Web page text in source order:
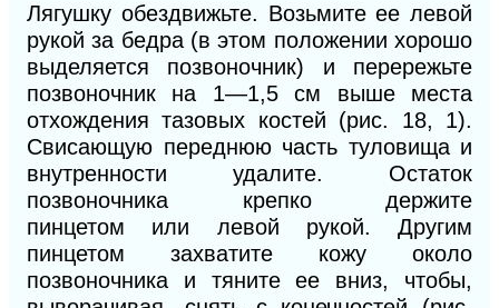
Лягушку обездвижьте. Возьмите ее левой
рукой за бедра (в этом положении хорошо
выделяется позвоночник) и перережьте
позвоночник на 1—1,5 см выше места
отхождения тазовых костей (рис. 18, 1).
Свисающую переднюю часть туловища и
внутренности удалите. Остаток
позвоночника крепко держите
пинцетом или левой рукой. Другим
пинцетом захватите кожу около
позвоночника и тяните ее вниз, чтобы,